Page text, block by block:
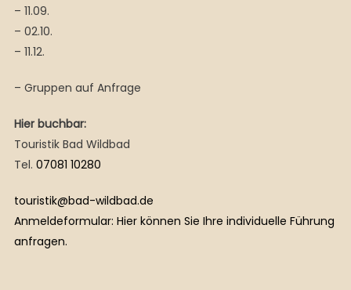
– 11.09.
– 02.10.
– 11.12.
– Gruppen auf Anfrage
Hier buchbar:
Touristik Bad Wildbad
Tel. 07081 10280
touristik@bad-wildbad.de
Anmeldeformular: Hier können Sie Ihre individuelle Führung
anfragen.